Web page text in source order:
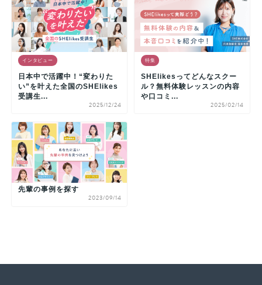
インタビュー
日本中で活躍中！“変わりた
い”を叶えた全国のSHElikes
受講生...
2025/12/24
特集
SHElikesってどんなスクー
ル？無料体験レッスンの内容
や口コミ...
2025/02/14
先輩の事例を探す
2023/09/14